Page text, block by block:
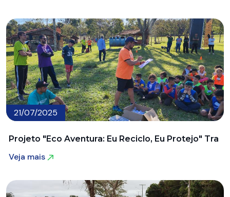
21/07/2025
Projeto "Eco Aventura: Eu Reciclo, Eu Protejo" Tra
Veja mais